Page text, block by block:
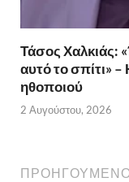
Τάσος Χαλκιάς:
αυτό το σπίτι»
ηθοποιού
2 Αυγούστου, 2026